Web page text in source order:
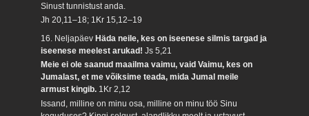
Sinust tunnistust anda.
Jh 20,11–18; 1Kr 15,12–19
16. NeljapäevHäda neile, kes on iseenese silmis targad ja
iseenese meelest arukad!Js 5,21
Meie ei ole saanud maailma vaimu, vaid Vaimu, kes on
Jumalast, et me võiksime teada, mida Jumal meile
armust kingib. 1Kr 2,12
Issand, milline on minu osa, milline on minu töö Sinu